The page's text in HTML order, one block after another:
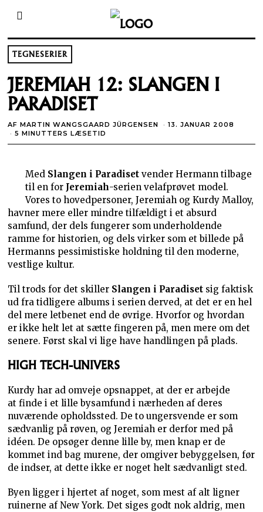
TEGNESERIER
JEREMIAH 12: SLANGEN I
PARADISET
AFMARTIN WANGSGAARD JÜRGENSEN
13. JANUAR 2008
5 MINUTTERS LÆSETID
Med Slangen i Paradiset vender Hermann tilbage
til en for Jeremiah-serien velafprøvet model.
Vores to hovedpersoner, Jeremiah og Kurdy Malloy,
havner mere eller mindre tilfældigt i et absurd
samfund, der dels fungerer som underholdende
ramme for historien, og dels virker som et billede på
Hermanns pessimistiske holdning til den moderne,
vestlige kultur.
Til trods for det skiller Slangen i Paradiset sig faktisk
ud fra tidligere albums i serien derved, at det er en hel
del mere letbenet end de øvrige. Hvorfor og hvordan
er ikke helt let at sætte fingeren på, men mere om det
senere. Først skal vi lige have handlingen på plads.
HIGH TECH-UNIVERS
Kurdy har ad omveje opsnappet, at der er arbejde
at finde i et lille bysamfund i nærheden af deres
nuværende opholdssted. De to ungersvende er som
sædvanlig på røven, og Jeremiah er derfor med på
idéen. De opsøger denne lille by, men knap er de
kommet ind bag murene, der omgiver bebyggelsen, før
de indser, at dette ikke er noget helt sædvanligt sted.
Byen ligger i hjertet af noget, som mest af alt ligner
ruinerne af New York. Det siges godt nok aldrig, men